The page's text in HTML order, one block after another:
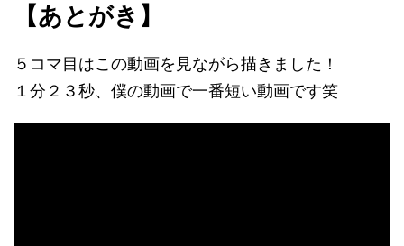
【あとがき】
５コマ目はこの動画を見ながら描きました！
１分２３秒、僕の動画で一番短い動画です笑